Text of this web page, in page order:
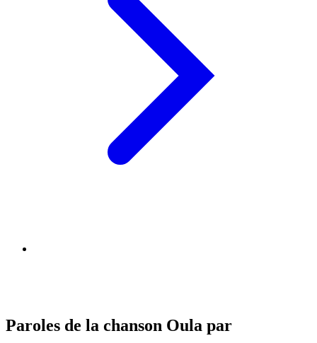
Paroles de la chanson Oula par